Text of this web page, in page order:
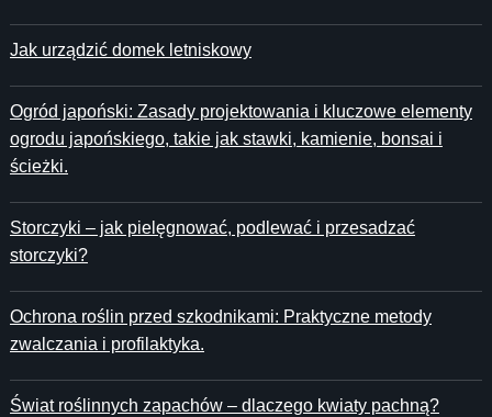
Jak urządzić domek letniskowy
Ogród japoński: Zasady projektowania i kluczowe elementy
ogrodu japońskiego, takie jak stawki, kamienie, bonsai i
ścieżki.
Storczyki – jak pielęgnować, podlewać i przesadzać
storczyki?
Ochrona roślin przed szkodnikami: Praktyczne metody
zwalczania i profilaktyka.
Świat roślinnych zapachów – dlaczego kwiaty pachną?